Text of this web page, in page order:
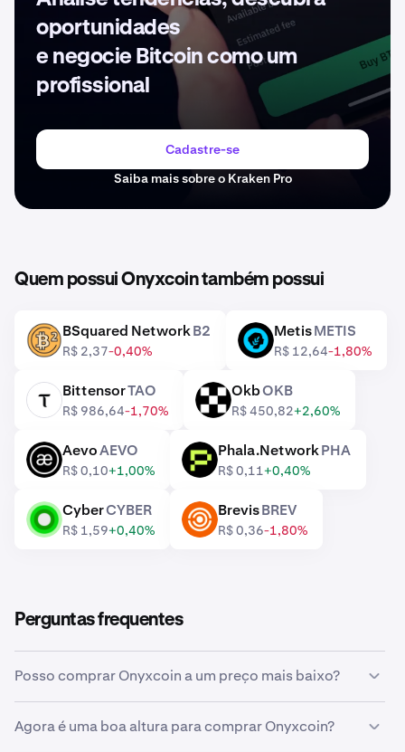
oportunidades
e negocie Bitcoin como um
profissional
Cadastre-se
Saiba mais sobre o Kraken Pro
Quem possui Onyxcoin também possui
B2 BSquared NetworkB2
R$ 2,37-0,40%
METIS MetisMETIS
R$ 12,64-1,80%
TAO BittensorTAO
R$ 986,64-1,70%
OkbOKB
R$ 450,82+2,60%
AEVO AevoAEVO
R$ 0,10+1,00%
PHA Phala.NetworkPHA
R$ 0,11+0,40%
CYBER CyberCYBER
R$ 1,59+0,40%
BREV BrevisBREV
R$ 0,36-1,80%
Perguntas frequentes
Posso comprar Onyxcoin a um preço mais baixo?
comprar automaticamente Onyxcoin se o preço baixar.
Agora é uma boa altura para comprar Onyxcoin?